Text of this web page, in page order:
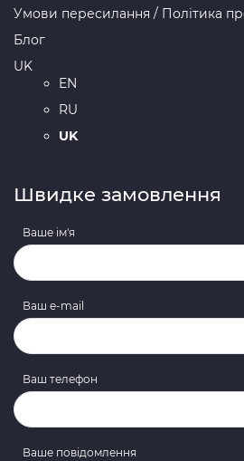
Умови пересилання / Політика
Блог
UK
EN
RU
UK
Швидке замовлення
Ваше ім'я
Ваш e-mail
Ваш телефон
Ваше повідомлення